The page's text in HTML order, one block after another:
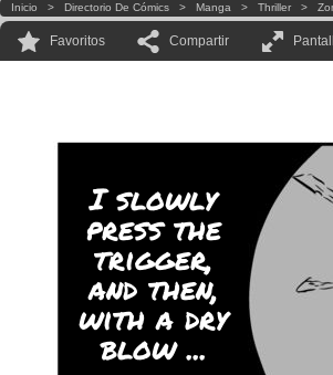
Inicio > Directorio De Cómics > Manga > Thriller >
Favoritos Compartir
I slowly
press the
trigger,
and then,
with a dry
blow ...